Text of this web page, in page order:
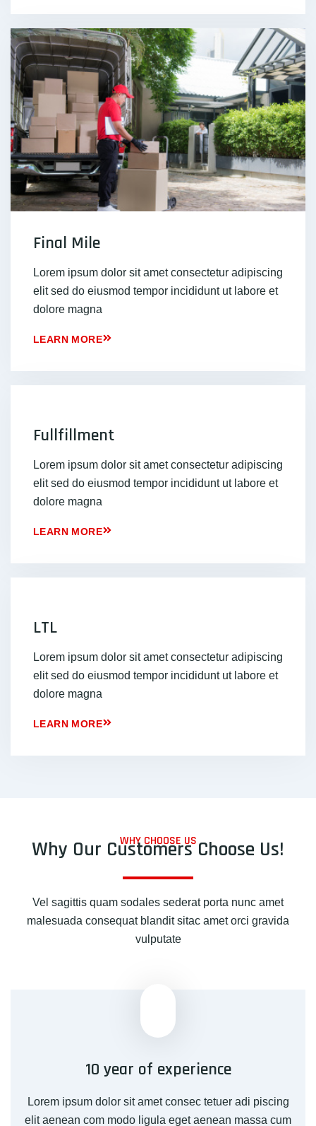
Final Mile
Lorem ipsum dolor sit amet consectetur adipiscing
elit sed do eiusmod tempor incididunt ut labore et
dolore magna
LEARN MORE
Fullfillment
Lorem ipsum dolor sit amet consectetur adipiscing
elit sed do eiusmod tempor incididunt ut labore et
dolore magna
LEARN MORE
LTL
Lorem ipsum dolor sit amet consectetur adipiscing
elit sed do eiusmod tempor incididunt ut labore et
dolore magna
LEARN MORE
WHY CHOOSE US
Why Our Customers Choose Us!
Vel sagittis quam sodales sederat porta nunc amet
malesuada consequat blandit sitac amet orci gravida
vulputate
10 year of experience
Lorem ipsum dolor sit amet consec tetuer adi piscing
elit aenean com modo ligula eget aenean massa cum